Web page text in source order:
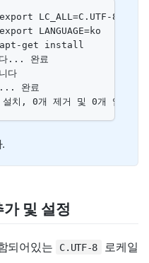
LC_ALL=C.UTF-8
LANGUAGE=ko
apt-get install
다... 완료
다
... 완료
치, 0개 제거 및 0개 업그레
및 설정
되어있는 C.UTF-8
로케일